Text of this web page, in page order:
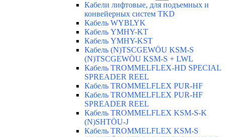
Кабели лифтовые, для подъемных и
конвейерных систем TKD
Кабель WYBLYK
Кабель YMHY-KT
Кабель YMHY-KST
Кабель (N)TSCGEWÖU KSM-S
(N)TSCGEWÖU KSM-S + LWL
Кабель TROMMELFLEX-HD SPECIAL
SPREADER REEL
Кабель TROMMELFLEX PUR-HF
Кабель TROMMELFLEX PUR-HF
SPREADER REEL
Кабель TROMMELFLEX KSM-S-K
(N)SHTÖU-J
Кабель TROMMELFLEX KSM-S